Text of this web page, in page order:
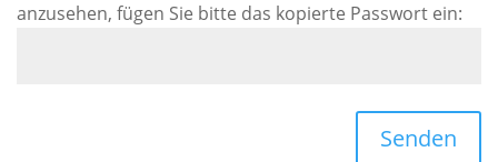
anzusehen, fügen Sie bitte das kopierte Passwort ein:
Senden